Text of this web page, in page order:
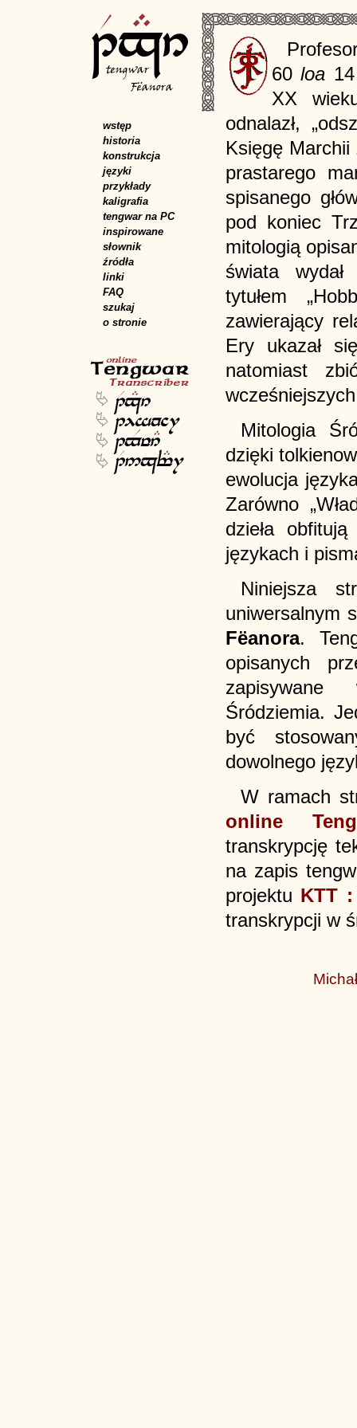
60loa
XX
odnalazł,
Księgę
prastarego
spisanego
pod koniec
mitologią
świata
tytułem
zawierający
Ery ukazał
natomiast
Mitologia
dzięki
ewolucja
Zarówno
dzieła
językach i
Niniejsza
uniwersalnym
Fëanora.
opisanych
zapisywane
Śródziemia.
być
dowolnego
W ramach
online
transkrypcję
na zapis
projektu KTT
transkrypcji w
wstęp
historia
konstrukcja
języki
przykłady
kaligrafia
tengwar na PC
inspirowane
słownik
źródła
linki
FAQ
szukaj
o stronie